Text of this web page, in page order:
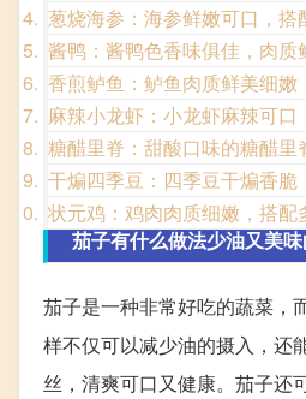
葱烧海参：海参鲜嫩可口，搭
酱鸭：酱鸭色香味俱佳，肉质
香煎鲈鱼：鲈鱼肉质鲜美细嫩
麻辣小龙虾：小龙虾麻辣可口
糖醋里脊：甜酸口味的糖醋里
干煸四季豆：四季豆干煸香脆
状元鸡：鸡肉肉质细嫩，搭配
茄子有什么做法少油又美味
茄子是一种非常好吃的蔬菜，
样不仅可以减少油的摄入，还
丝，清爽可口又健康。茄子还